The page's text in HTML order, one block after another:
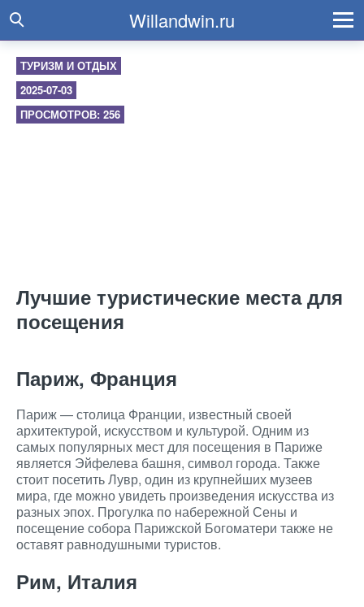
Willandwin.ru
ТУРИЗМ И ОТДЫХ
2025-07-03
ПРОСМОТРОВ: 256
Лучшие туристические места для
посещения
Париж, Франция
Париж — столица Франции, известный своей
архитектурой, искусством и культурой. Одним из
самых популярных мест для посещения в Париже
является Эйфелева башня, символ города. Также
стоит посетить Лувр, один из крупнейших музеев
мира, где можно увидеть произведения искусства из
разных эпох. Прогулка по набережной Сены и
посещение собора Парижской Богоматери также не
оставят равнодушными туристов.
Рим, Италия